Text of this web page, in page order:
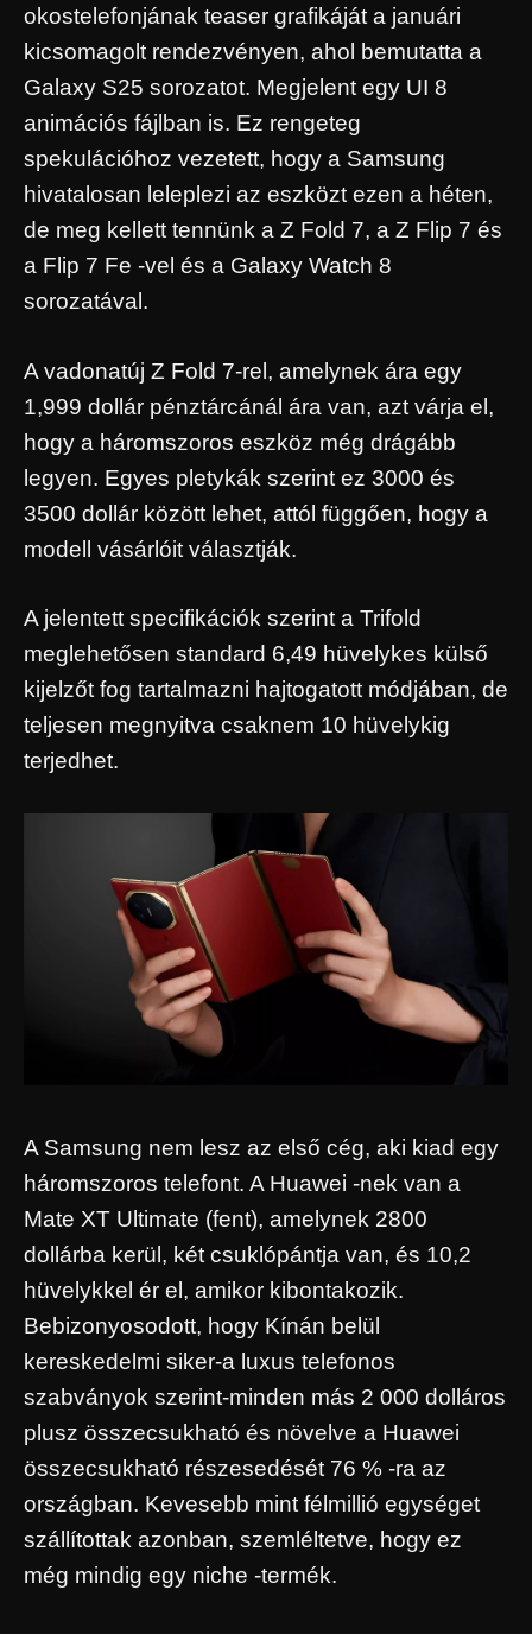
okostelefonjának teaser grafikáját a januári
kicsomagolt rendezvényen, ahol bemutatta a
Galaxy S25 sorozatot. Megjelent egy UI 8
animációs fájlban is. Ez rengeteg
spekulációhoz vezetett, hogy a Samsung
hivatalosan leleplezi az eszközt ezen a héten,
de meg kellett tennünk a Z Fold 7, a Z Flip 7 és
a Flip 7 Fe -vel és a Galaxy Watch 8
sorozatával.
A vadonatúj Z Fold 7-rel, amelynek ára egy
1,999 dollár pénztárcánál ára van, azt várja el,
hogy a háromszoros eszköz még drágább
legyen. Egyes pletykák szerint ez 3000 és
3500 dollár között lehet, attól függően, hogy a
modell vásárlóit választják.
A jelentett specifikációk szerint a Trifold
meglehetősen standard 6,49 hüvelykes külső
kijelzőt fog tartalmazni hajtogatott módjában, de
teljesen megnyitva csaknem 10 hüvelykig
terjedhet.
A Samsung nem lesz az első cég, aki kiad egy
háromszoros telefont. A Huawei -nek van a
Mate XT Ultimate (fent), amelynek 2800
dollárba kerül, két csuklópántja van, és 10,2
hüvelykkel ér el, amikor kibontakozik.
Bebizonyosodott, hogy Kínán belül
kereskedelmi siker-a luxus telefonos
szabványok szerint-minden más 2 000 dolláros
plusz összecsukható és növelve a Huawei
összecsukható részesedését 76 % -ra az
országban. Kevesebb mint félmillió egységet
szállítottak azonban, szemléltetve, hogy ez
még mindig egy niche -termék.